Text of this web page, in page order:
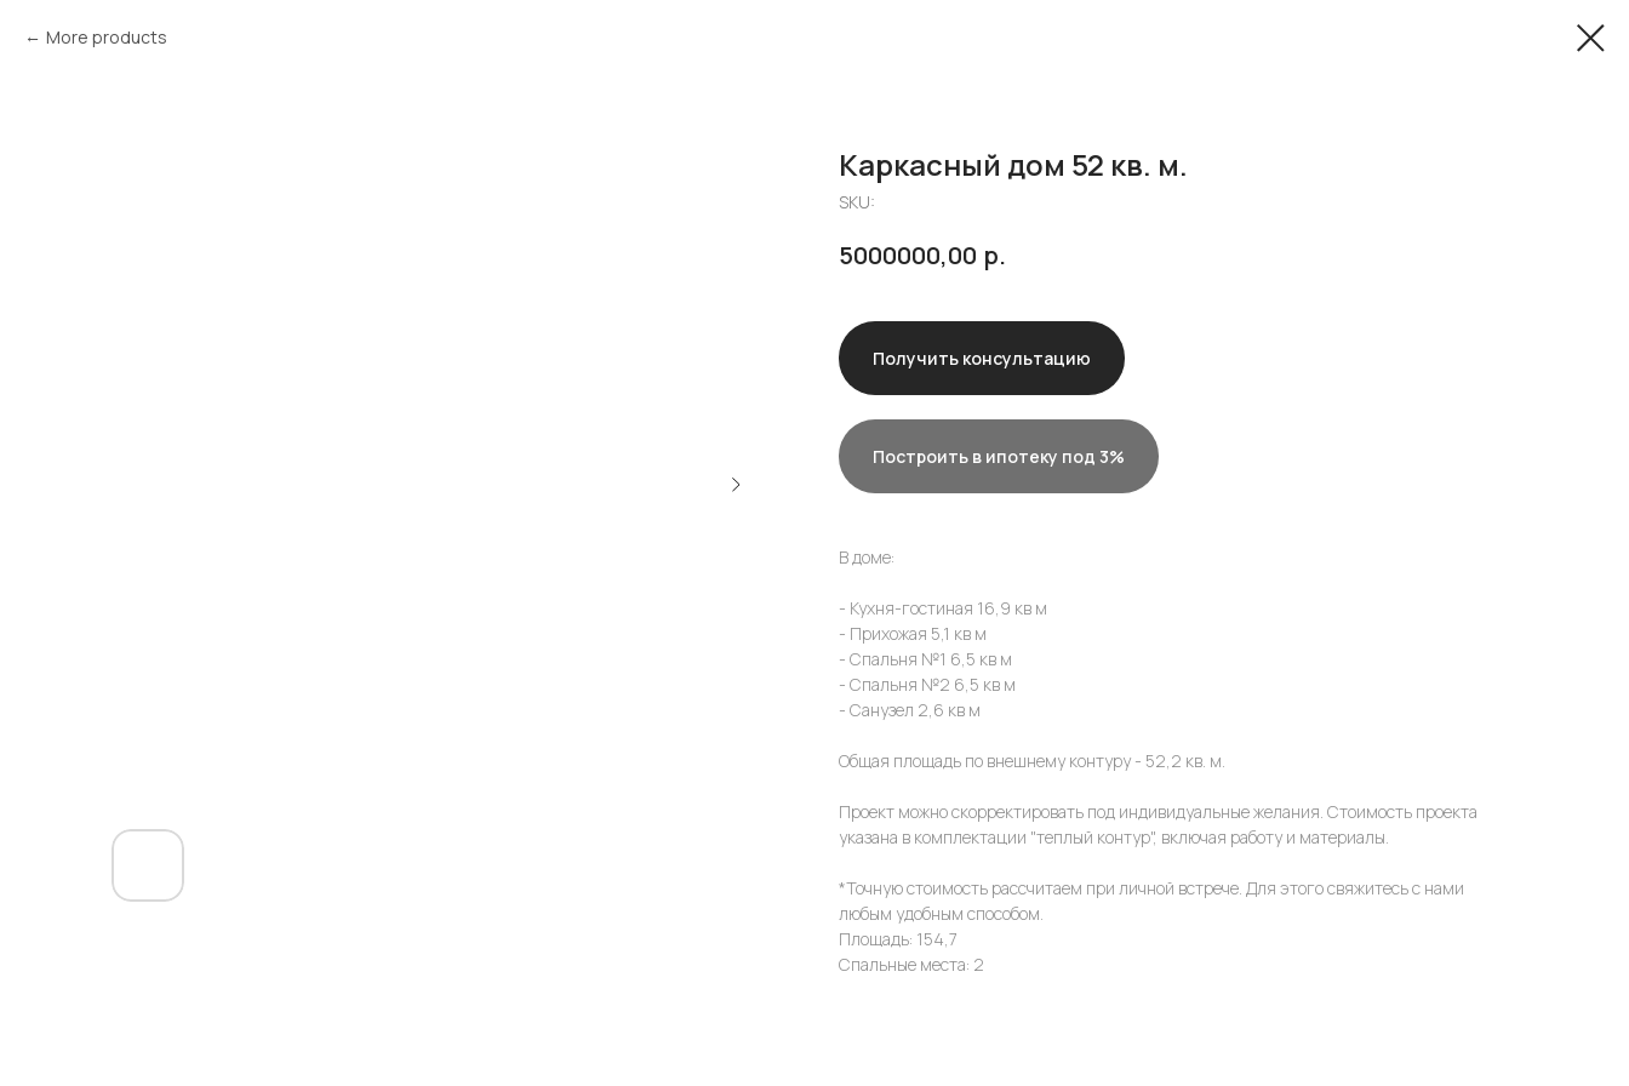
More products
Каркасный дом 52 кв. м.
SKU:
5000000,00 р.
Получить консультацию
Построить в ипотеку под 3%
В доме:
- Кухня-гостиная 16,9 кв м
- Прихожая 5,1 кв м
- Спальня №1 6,5 кв м
- Спальня №2 6,5 кв м
- Санузел 2,6 кв м
Общая площадь по внешнему контуру - 52,2 кв. м.
Проект можно скорректировать под индивидуальные желания. Стоимость проекта
указана в комплектации "теплый контур", включая работу и материалы.
*Точную стоимость рассчитаем при личной встрече. Для этого свяжитесь с нами
любым удобным способом.
Площадь: 154,7
Спальные места: 2